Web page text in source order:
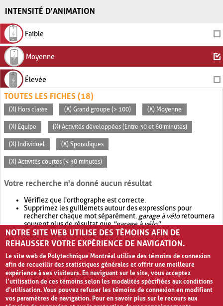
INTENSITÉ D'ANIMATION
Faible
Moyenne
Élevée
TOUTES LES FICHES (18)
(X) Hors classe (X) Grand groupe (> 100) (X) Moyenne
(X) Équipe (X) Activités développées (Entre 30 et 60 minutes)
(X) Individuel (X) Sporadiques
(X) Activités courtes (< 30 minutes)
Votre recherche n'a donné aucun résultat
Vérifiez que l'orthographe est correcte.
Supprimez les guillemets autour des expressions pour
rechercher chaque mot séparément. garage à véloretournera
souvent plus de résultat que"garage à vélo".
Envisagez d'élargir votre recherche avec OR.garage OR vélo
retournera souvent plus de résultat quegarage à vélo
NOTRE SITE WEB UTILISE DES TÉMOINS AFIN DE
REHAUSSER VOTRE EXPÉRIENCE DE NAVIGATION.
Le site web de Polytechnique Montréal utilise des témoins de connexion
afin de recueillir des statistiques générales et offrir une meilleure
expérience à ses visiteurs. En naviguant sur le site, vous acceptez
l’utilisation de ces témoins selon les modalités spécifiées aux conditions
d’utilisation. Vous pouvez refuser les témoins de connexion en modifiant
vos paramètres de navigation. Pour en savoir plus sur le recours aux